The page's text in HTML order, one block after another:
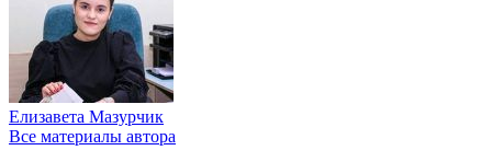
Елизавета Мазурчик
Все материалы автора